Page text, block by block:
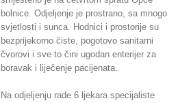
bolnice. Odjeljenje je prostrano, sa mnogo
svjetlosti i sunca. Hodnici i prostorije su
bezprijekorno čiste, pogotovo sanitarni
čvorovi i sve to čini ugodan enterijer za
boravak i liječenje pacijenata.
Na odjeljenju rade 6 ljekara specijaliste